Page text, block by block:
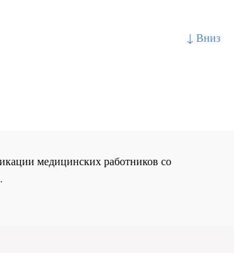
↓ Вниз
медицинских работников со